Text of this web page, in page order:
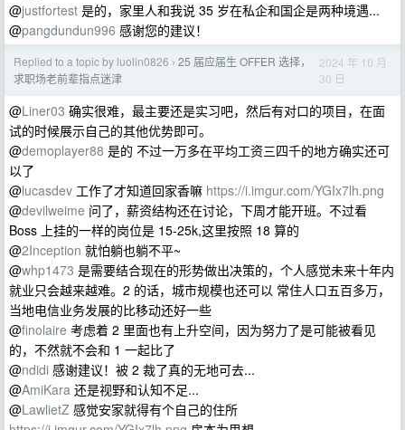
@justfortest 是的，家里人和我说 35 岁在私企和国企是两种境遇...
@pangdundun996 感谢您的建议！
Replied to a topic by luolin0826 › 25 届应届生 OFFER 选择，
求职场老前辈指点迷津
2024 年 10 月
30 日
@Liner03 确实很难，最主要还是实习吧，然后有对口的项目，在面
试的时候展示自己的其他优势即可。
@demoplayer88 是的 不过一万多在平均工资三四千的地方确实还可
以了
@lucasdev 工作了才知道回家香嘛 https://i.imgur.com/YGIx7lh.png
@devilweime 问了，薪资结构还在讨论，下周才能开班。不过看
Boss 上挂的一样的岗位是 15-25k,这里按照 18 算的
@2Inception 就怕躺也躺不平~
@whp1473 是需要结合现在的形势做出决策的，个人感觉未来十年内
就业只会越来越难。2 的话，城市规模也还可以 常住人口五百多万，
当地电信业务发展的比移动还好一些
@finolaire 考虑着 2 里面也有上升空间，因为努力了是可能被看见
的，不然就不会和 1 一起比了
@ndidi 感谢建议！被 2 裁了真的无地可去...
@AmiKara 还是视野和认知不足...
@LawlietZ 感觉安家就得有个自己的住所